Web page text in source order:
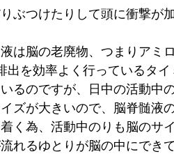
ぶつけたりして頭に衝撃が
は脳の老廃物、つまりアミ
出を効率よく行っているタイ
るのですが、日中の活動中
ズが大きいので、脳脊髄液
く為、活動中のりも脳のサ
れるゆとりが脳の中にでき